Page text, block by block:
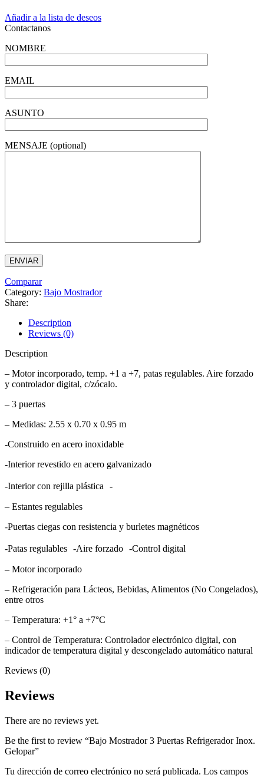
Añadir a la lista de deseos
Contactanos
NOMBRE
EMAIL
ASUNTO
MENSAJE (optional)
Comparar
Category: Bajo Mostrador
Share:
Description
Reviews (0)
Description
– Motor incorporado, temp. +1 a +7, patas regulables. Aire forzado
y controlador digital, c/zócalo.
– 3 puertas
– Medidas: 2.55 x 0.70 x 0.95 m
-Construido en acero inoxidable
-Interior revestido en acero galvanizado
-Interior con rejilla plástica -
– Estantes regulables
-Puertas ciegas con resistencia y burletes magnéticos
-Patas regulables -Aire forzado -Control digital
– Motor incorporado
– Refrigeración para Lácteos, Bebidas, Alimentos (No Congelados),
entre otros
– Temperatura: +1° a +7°C
– Control de Temperatura: Controlador electrónico digital, con
indicador de temperatura digital y descongelado automático natural
Reviews (0)
Reviews
There are no reviews yet.
Be the first to review “Bajo Mostrador 3 Puertas Refrigerador Inox.
Gelopar”
Tu dirección de correo electrónico no será publicada. Los campos